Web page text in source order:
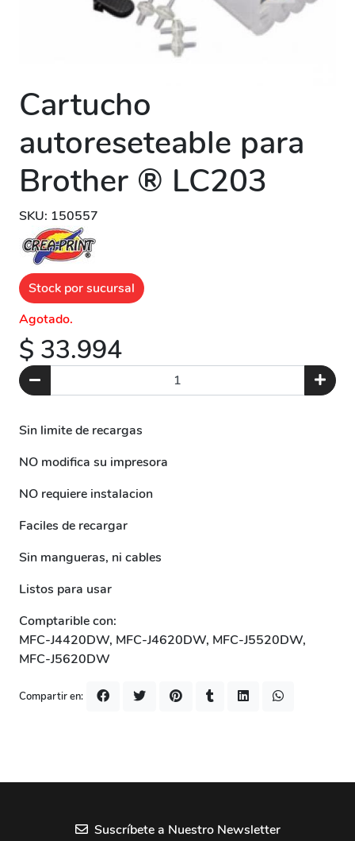
Cartucho
autoreseteable para
Brother ® LC203
SKU: 150557
Stock por sucursal
Agotado.
$ 33.994
Sin limite de recargas
NO modifica su impresora
NO requiere instalacion
Faciles de recargar
Sin mangueras, ni cables
Listos para usar
Comptarible con:
MFC-J4420DW, MFC-J4620DW, MFC-J5520DW,
MFC-J5620DW
Compartir en:
Suscríbete a Nuestro Newsletter